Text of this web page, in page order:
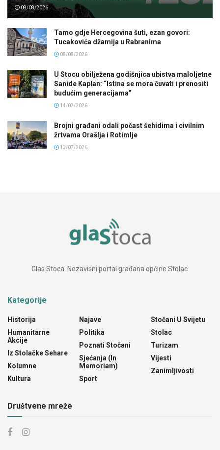
08/08/2026
Tamo gdje Hercegovina šuti, ezan govori:
Tucakovića džamija u Rabranima
08/08/2026
U Stocu obilježena godišnjica ubistva maloljetne
Sanide Kaplan: “Istina se mora čuvati i prenositi
budućim generacijama”
14/07/2026
Brojni građani odali počast šehidima i civilnim
žrtvama Orašlja i Rotimlje
13/07/2026
Glas Stoca. Nezavisni portal građana općine Stolac.
Kategorije
Historija
Humanitarne
Akcije
Iz Stolačke Sehare
Kolumne
Kultura
Najave
Politika
Poznati Stočani
Sjećanja (In
Memoriam)
Sport
Stočani U Svijetu
Stolac
Turizam
Vijesti
Zanimljivosti
Društvene mreže